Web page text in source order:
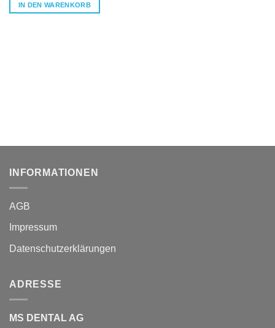
IN DEN WARENKORB
INFORMATIONEN
AGB
Impressum
Datenschutzerklärungen
ADRESSE
MS DENTAL AG